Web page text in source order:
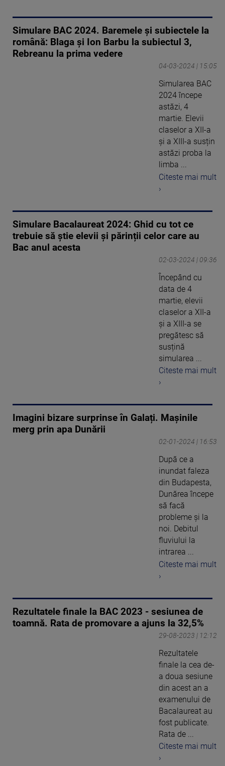
Simulare BAC 2024. Baremele și subiectele la
română: Blaga și Ion Barbu la subiectul 3,
Rebreanu la prima vedere
04-03-2024 | 15:05
Simularea BAC
2024 începe
astăzi, 4
martie. Elevii
claselor a XII-a
și a XIII-a susțin
astăzi proba la
limba ...
Citeste mai mult
›
Simulare Bacalaureat 2024: Ghid cu tot ce
trebuie să știe elevii și părinții celor care au
Bac anul acesta
02-03-2024 | 09:36
Începând cu
data de 4
martie, elevii
claselor a XII-a
și a XIII-a se
pregătesc să
susțină
simularea ...
Citeste mai mult
›
Imagini bizare surprinse în Galați. Maşinile
merg prin apa Dunării
02-01-2024 | 16:53
După ce a
inundat faleza
din Budapesta,
Dunărea începe
să facă
probleme și la
noi. Debitul
fluviului la
intrarea ...
Citeste mai mult
›
Rezultatele finale la BAC 2023 - sesiunea de
toamnă. Rata de promovare a ajuns la 32,5%
29-08-2023 | 12:12
Rezultatele
finale la cea de-
a doua sesiune
din acest an a
examenului de
Bacalaureat au
fost publicate.
Rata de ...
Citeste mai mult
›